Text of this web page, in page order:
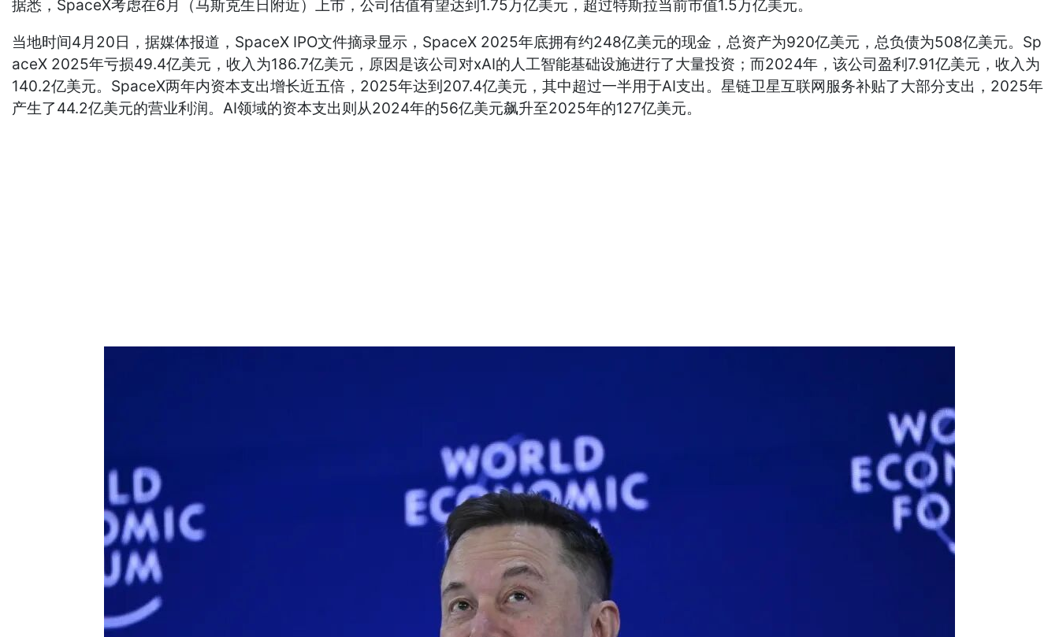
据悉，SpaceX考虑在6月（马斯克生日附近）上市，公司估值有望达到1.75万亿美元，超过特斯拉当前市值1.5万亿美元。
当地时间4月20日，据媒体报道，SpaceX IPO文件摘录显示，SpaceX 2025年底拥有约248亿美元的现金，总资产为920亿美元，总负债为508亿美元。Sp
aceX 2025年亏损49.4亿美元，收入为186.7亿美元，原因是该公司对xAI的人工智能基础设施进行了大量投资；而2024年，该公司盈利7.91亿美元，收入为
140.2亿美元。SpaceX两年内资本支出增长近五倍，2025年达到207.4亿美元，其中超过一半用于AI支出。星链卫星互联网服务补贴了大部分支出，2025年
产生了44.2亿美元的营业利润。AI领域的资本支出则从2024年的56亿美元飙升至2025年的127亿美元。